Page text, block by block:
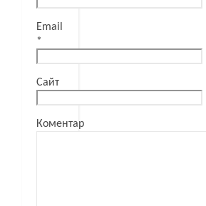
Email
*
Сайт
Коментар